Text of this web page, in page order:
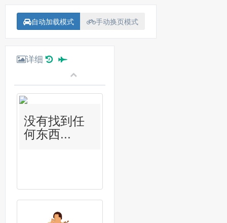
自动加载模式 手动换页模式
详细
没有找到任
何东西...